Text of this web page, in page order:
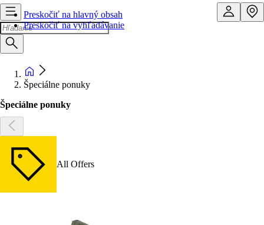
Preskočiť na hlavný obsah
Preskočiť na vyhľadávanie
Špeciálne ponuky
Špeciálne ponuky
All Offers